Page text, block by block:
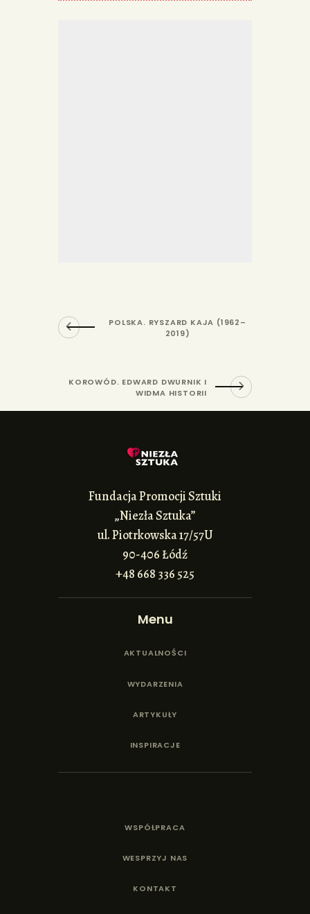
POLSKA. RYSZARD KAJA (1962–
2019)
KOROWÓD. EDWARD DWURNIK I
WIDMA HISTORII
Fundacja Promocji Sztuki
„Niezła Sztuka”
ul. Piotrkowska 17/57U
90-406 Łódź
+48 668 336 525
Menu
AKTUALNOŚCI
WYDARZENIA
ARTYKUŁY
INSPIRACJE
WSPÓŁPRACA
WESPRZYJ NAS
KONTAKT